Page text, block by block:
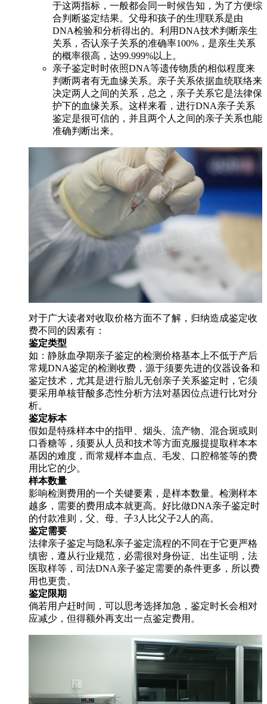
于这两指标，一般都会同一时候告知，为了方便综
合判断鉴定结果。父母和孩子的生理联系是由
DNA检验和分析得出的。利用DNA技术判断亲生
关系，否认亲子关系的准确率100%，是亲生关系
的概率很高，达99.999%以上。
亲子鉴定时时依照DNA等遗传物质的相似程度来
判断两者有无血缘关系。亲子关系依据血统联络来
决定两人之间的关系，总之，亲子关系它是法律保
护下的血缘关系。这样来看，进行DNA亲子关系
鉴定是很可信的，并且两个人之间的亲子关系也能
准确判断出来。
对于广大读者对收取价格方面不了解，归纳造成鉴定收
费不同的因素有：
鉴定类型
如：静脉血孕期亲子鉴定的检测价格基本上不低于产后
常规DNA鉴定的检测收费，源于须要先进的仪器设备和
鉴定技术，尤其是进行胎儿无创亲子关系鉴定时，它须
要采用单核苷酸多态性分析方法对基因位点进行比对分
析。
鉴定标本
假如是特殊样本中的指甲、烟头、流产物、混合斑或则
口香糖等，须要从人员和技术等方面克服提提取样本本
基因的难度，而常规样本血点、毛发、口腔棉签等的费
用比它的少。
样本数量
影响检测费用的一个关键要素，是样本数量。检测样本
越多，需要的费用成本就更高。好比做DNA亲子鉴定时
的付款准则，父、母、子3人比父子2人的高。
鉴定需要
法律亲子鉴定与隐私亲子鉴定流程的不同在于它更严格
缜密，遵从行业规范，必需很对身份证、出生证明，法
医取样等，司法DNA亲子鉴定需要的条件更多，所以费
用也更贵。
鉴定限期
倘若用户赶时间，可以思考选择加急，鉴定时长会相对
应减少，但得额外再支出一点鉴定费用。